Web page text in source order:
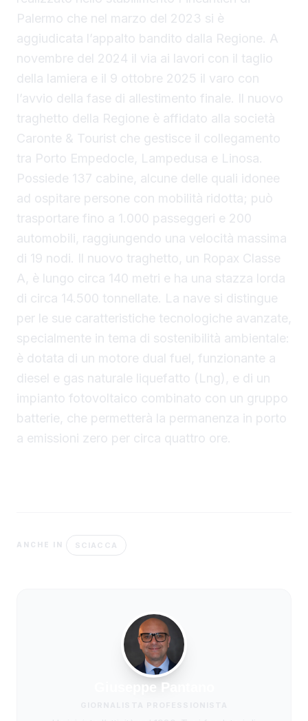
Palermo che nel marzo del 2023 si è
aggiudicata l’appalto bandito dalla Regione. A
novembre del 2024 il via ai lavori con il taglio
della lamiera e il 9 ottobre 2025 il varo con
l’avvio della fase di allestimento finale. Il nuovo
traghetto della Regione è affidato alla società
Caronte & Tourist che gestisce il collegamento
tra Porto Empedocle, Lampedusa e Linosa.
Possiede 137 cabine, alcune delle quali idonee
ad ospitare persone con mobilità ridotta; può
trasportare fino a 1.000 passeggeri e 200
automobili, raggiungendo una velocità massima
di 19 nodi. Il nuovo traghetto, un Ropax Classe
A, è lungo circa 140 metri e ha una stazza lorda
di circa 14.500 tonnellate. La nave si distingue
per le sue caratteristiche tecnologiche avanzate,
specialmente in tema di sostenibilità ambientale:
è dotata di un motore dual fuel, funzionante a
diesel e gas naturale liquefatto (Lng), e di un
impianto fotovoltaico combinato con un gruppo
batterie, che permetterà la permanenza in porto
a emissioni zero per circa quattro ore.
ANCHE IN SCIACCA
Giuseppe Pantano